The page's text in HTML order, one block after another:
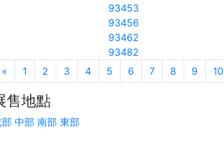
93453
93456
93462
93482
« Previous
1 2 3 4 5 6 7 8 9 10
售地點
中部 南部 東部